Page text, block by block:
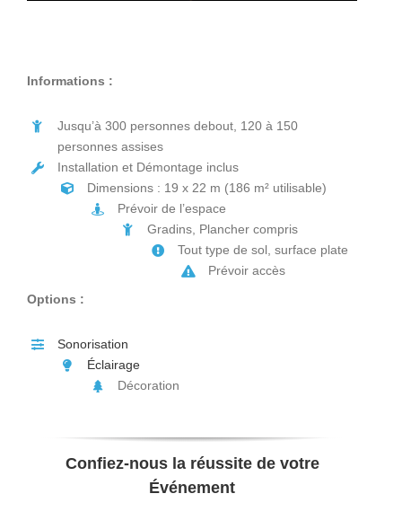
Informations :
Jusqu’à 300 personnes debout, 120 à 150
personnes assises
Installation et Démontage inclus
Dimensions : 19 x 22 m (186 m² utilisable)
Prévoir de l’espace
Gradins, Plancher compris
Tout type de sol, surface plate
Prévoir accès
Options :
Sonorisation
Éclairage
Décoration
Confiez-nous la réussite de votre
Événement